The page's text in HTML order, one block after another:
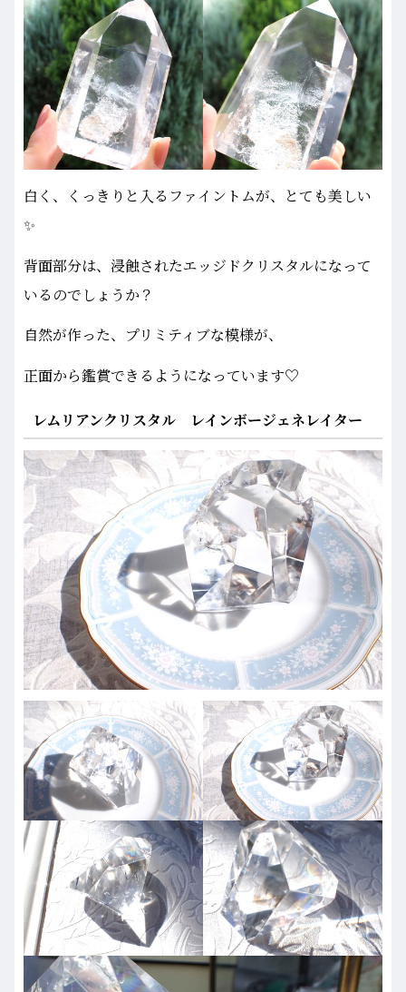
白く、くっきりと入るファイントムが、とても美しい
✨
背面部分は、浸蝕されたエッジドクリスタルになって
いるのでしょうか？
自然が作った、プリミティブな模様が、
正面から鑑賞できるようになっています♡
レムリアンクリスタル レインボージェネレイター